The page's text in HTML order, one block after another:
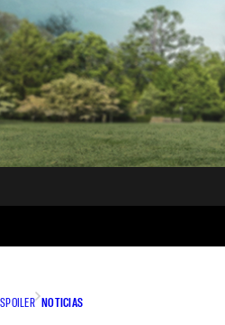
SPOILER NOTICIAS